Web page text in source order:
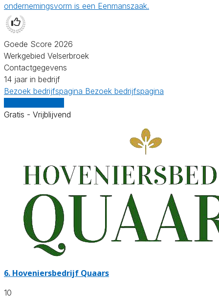
ondernemingsvorm is een Eenmanszaak.
Goede Score 2026
Werkgebied Velserbroek
Contactgegevens
14 jaar in bedrijf
Bezoek bedrijfspagina Bezoek bedrijfspagina
Gratis - Vrijblijvend
6. Hoveniersbedrijf Quaars
10